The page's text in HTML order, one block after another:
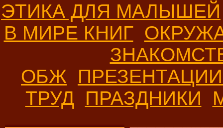
ЭТИКА ДЛЯ МАЛЫШЕЙ
В МИРЕ КНИГ
ОБЖ
ТРУД ПРАЗДНИКИ